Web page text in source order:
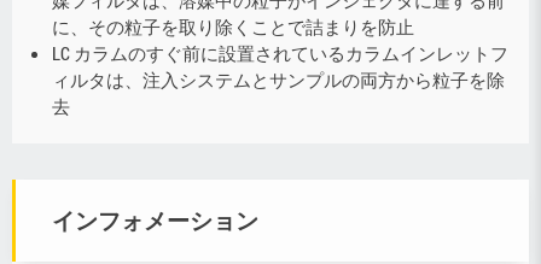
に、その粒子を取り除くことで詰まりを防止
LC カラムのすぐ前に設置されているカラムインレットフ
ィルタは、注入システムとサンプルの両方から粒子を除
去
インフォメーション